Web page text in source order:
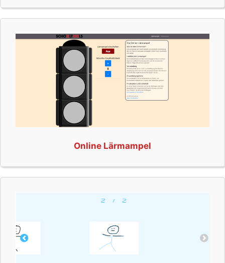
Online Lärmampel